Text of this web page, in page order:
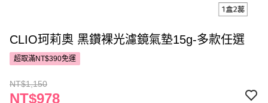
CLIO珂莉奧 黑鑽裸光濾鏡氣墊15g-多款任選
超取滿NT$390免運
NT$1,150
NT$978